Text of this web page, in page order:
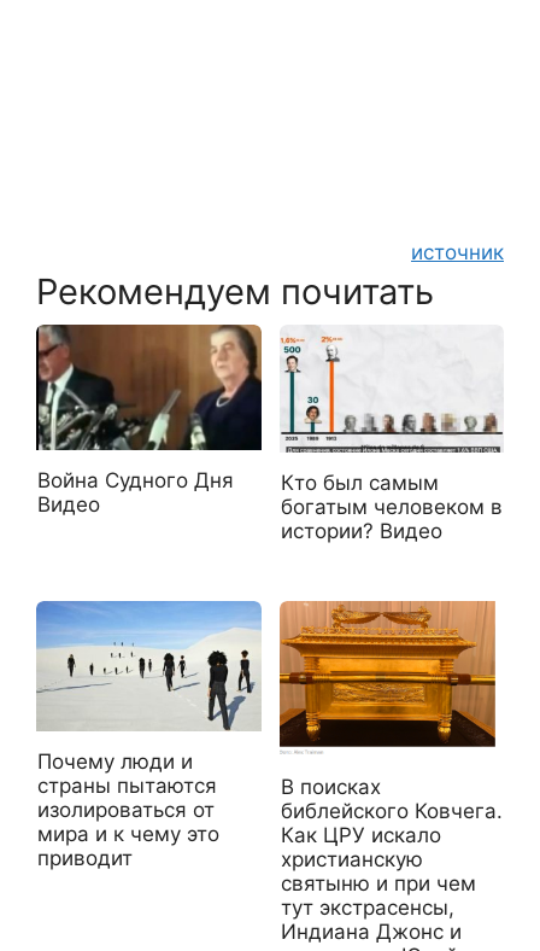
источник
Рекомендуем почитать
Война Судного Дня
Видео
Кто был самым
богатым человеком в
истории? Видео
Почему люди и
страны пытаются
изолироваться от
мира и к чему это
приводит
В поисках
библейского Ковчега.
Как ЦРУ искало
христианскую
святыню и при чем
тут экстрасенсы,
Индиана Джонс и